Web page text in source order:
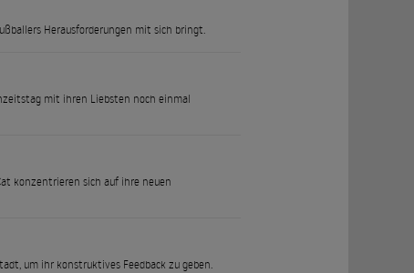
Herausforderungen mit sich bringt.
mit ihren Liebsten noch einmal
konzentrieren sich auf ihre neuen
um ihr konstruktives Feedback zu geben.